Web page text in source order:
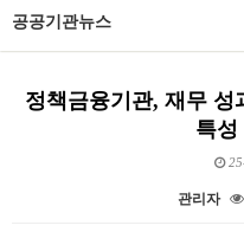
공공기관뉴스
정책금융기관, 재무
특성
관리자